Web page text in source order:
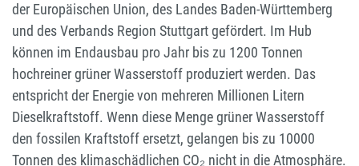
der Europäischen Union, des Landes Baden-Württemberg
und des Verbands Region Stuttgart gefördert. Im Hub
können im Endausbau pro Jahr bis zu 1200 Tonnen
hochreiner grüner Wasserstoff produziert werden. Das
entspricht der Energie von mehreren Millionen Litern
Dieselkraftstoff. Wenn diese Menge grüner Wasserstoff
den fossilen Kraftstoff ersetzt, gelangen bis zu 10000
Tonnen des klimaschädlichen CO₂ nicht in die Atmosphäre.